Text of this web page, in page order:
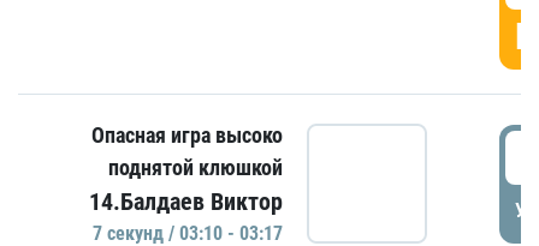
Опасная игра высоко
поднятой клюшкой
14.Балдаев Виктор
7 секунд / 03:10 - 03:17